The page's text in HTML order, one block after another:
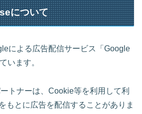
について
による広告配信サービス「Google
います。
トナーは、Cookie等を利用して利
もとに広告を配信することがありま